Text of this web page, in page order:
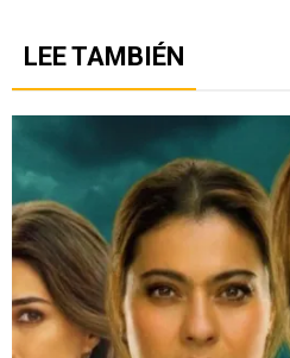
LEE TAMBIÉN